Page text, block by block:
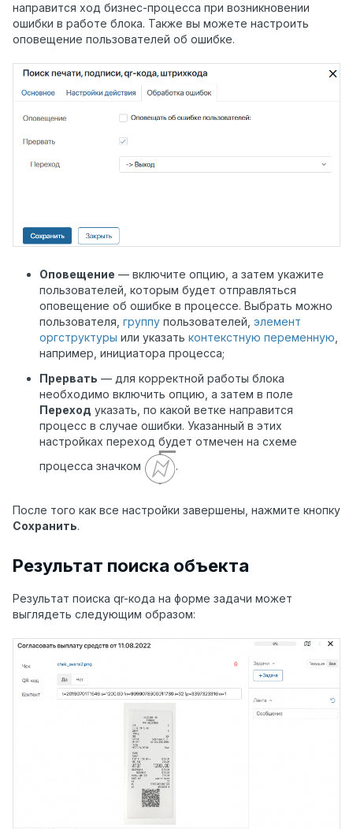
направится ход бизнес-процесса при возникновении
ошибки в работе блока. Также вы можете настроить
оповещение пользователей об ошибке.
Оповещение — включите опцию, а затем укажите
пользователей, которым будет отправляться
оповещение об ошибке в процессе. Выбрать можно
пользователя, группу пользователей, элемент
оргструктуры или указать контекстную переменную
например, инициатора процесса;
Прервать — для корректной работы блока
необходимо включить опцию, а затем в поле
Переход указать, по какой ветке направится
процесс в случае ошибки. Указанный в этих
настройках переход будет отмечен на схеме
процесса значком
.
После того как все настройки завершены, нажмите кнопку
Сохранить.
Результат поиска объекта
Результат поиска qr-кода на форме задачи может
выглядеть следующим образом: